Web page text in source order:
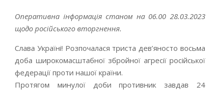
Оперативна інформація станом на 06.00 28.03.2023
щодо російського вторгнення.
Слава Україні! Розпочалася триста дев’яносто восьма
доба широкомасштабної збройної агресії російської
федерації проти нашої країни.
Протягом минулої доби противник завдав 24